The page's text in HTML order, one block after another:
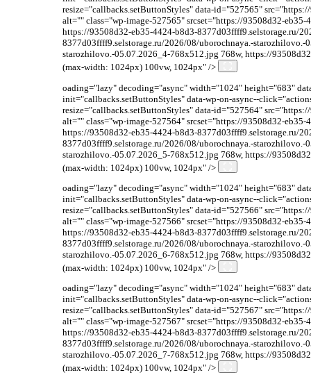
resize="callbacks.setButtonStyles" data-id="527565"
alt="" class="wp-image-527565" srcset="https://93508d32-
https://93508d32-eb35-4424-b8d3-8377d03ffff9.selstorage.ru/
8377d03ffff9.selstorage.ru/2026/08/uborochnaya.-
starozhilovo.-05.07.2026_4-768x512.jpg 768w, https://
(max-width: 1024px) 100vw, 1024px" />
oading="lazy" decoding="async" width="1024" height="683"
init="callbacks.setButtonStyles" data-wp-on-async--
resize="callbacks.setButtonStyles" data-id="527564"
alt="" class="wp-image-527564" srcset="https://93508d32-
https://93508d32-eb35-4424-b8d3-8377d03ffff9.selstorage.ru/
8377d03ffff9.selstorage.ru/2026/08/uborochnaya.-
starozhilovo.-05.07.2026_5-768x512.jpg 768w, https://
(max-width: 1024px) 100vw, 1024px" />
oading="lazy" decoding="async" width="1024" height="683"
init="callbacks.setButtonStyles" data-wp-on-async--
resize="callbacks.setButtonStyles" data-id="527566"
alt="" class="wp-image-527566" srcset="https://93508d32-
https://93508d32-eb35-4424-b8d3-8377d03ffff9.selstorage.ru/
8377d03ffff9.selstorage.ru/2026/08/uborochnaya.-
starozhilovo.-05.07.2026_6-768x512.jpg 768w, https://
(max-width: 1024px) 100vw, 1024px" />
oading="lazy" decoding="async" width="1024" height="683"
init="callbacks.setButtonStyles" data-wp-on-async--
resize="callbacks.setButtonStyles" data-id="527567"
alt="" class="wp-image-527567" srcset="https://93508d32-
https://93508d32-eb35-4424-b8d3-8377d03ffff9.selstorage.ru/
8377d03ffff9.selstorage.ru/2026/08/uborochnaya.-
starozhilovo.-05.07.2026_7-768x512.jpg 768w, https://
(max-width: 1024px) 100vw, 1024px" />